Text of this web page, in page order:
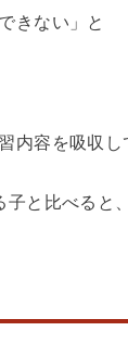
きない」と
内容を吸収し
と比べると、